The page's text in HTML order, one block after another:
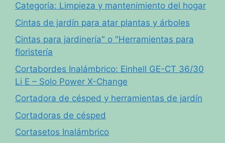
Categoría: Limpieza y mantenimiento del hogar
Cintas de jardín para atar plantas y árboles
Cintas para jardinería" o "Herramientas para
floristería
Cortabordes Inalámbrico: Einhell GE-CT 36/30
Li E – Solo Power X-Change
Cortadora de césped y herramientas de jardín
Cortadoras de césped
Cortasetos Inalámbrico